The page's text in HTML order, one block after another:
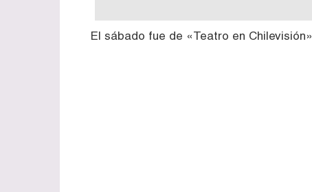
El sábado fue de «Teatro en Chilevisión»